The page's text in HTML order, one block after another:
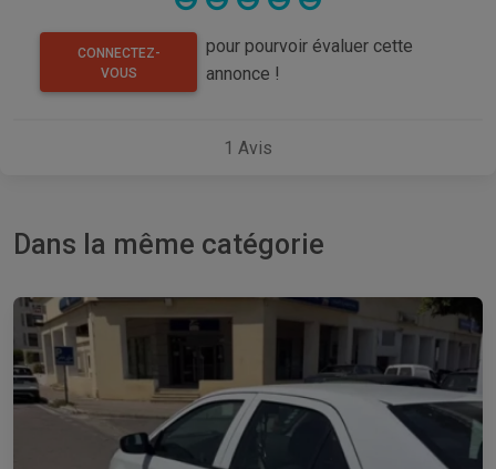
CONNECTEZ-
VOUS
pour pourvoir évaluer cette
annonce !
1 Avis
Dans la même catégorie